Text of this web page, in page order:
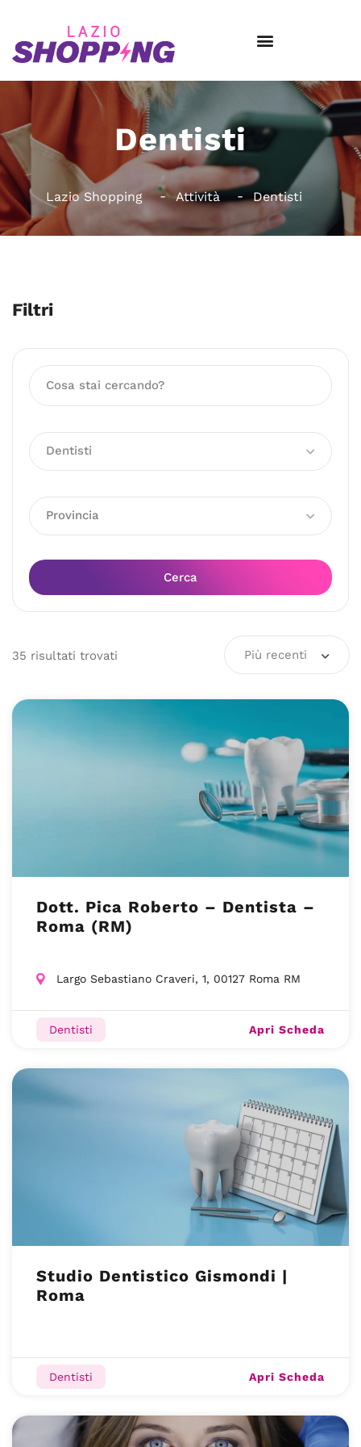
Dentisti
Lazio Shopping Attività Dentisti
Filtri
Dentisti
Provincia
Cerca
35 risultati trovati Più recenti
Dott. Pica Roberto – Dentista –
Roma (RM)
Largo Sebastiano Craveri, 1, 00127 Roma RM
Dentisti Apri Scheda
Studio Dentistico Gismondi |
Roma
Dentisti Apri Scheda